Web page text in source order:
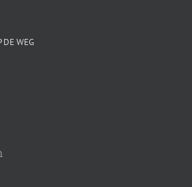
DE WEG